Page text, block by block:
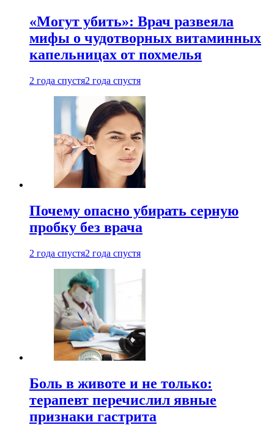
«Могут убить»: Врач развеяла
мифы о чудотворных витаминных
капельницах от похмелья
2 года спустя2 года спустя
Почему опасно убирать серную
пробку без врача
2 года спустя2 года спустя
Боль в животе и не только:
терапевт перечислил явные
признаки гастрита